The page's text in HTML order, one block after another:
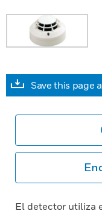
Save this page
El detector utiliza